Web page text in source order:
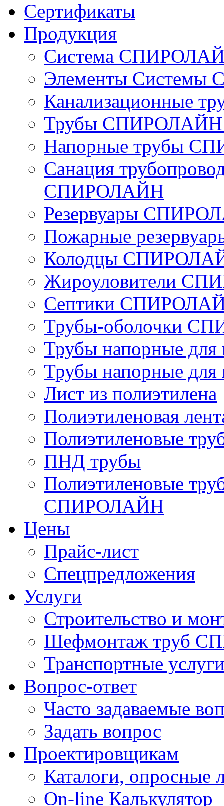
Сертификаты
Продукция
Система
Элементы
Канализационные
Трубы СПИРОЛАЙН
Напорные трубы
Санация
СПИРОЛАЙН
Резервуары
Пожарные
Колодцы
Жироуловители
Септики
Трубы-оболочки
Трубы напорные для
Трубы напорные для
Лист из полиэтилена
Полиэтиленовая
Полиэтиленовые
ПНД трубы
Полиэтиленовые
СПИРОЛАЙН
Цены
Прайс-лист
Спецпредложения
Услуги
Строительство и
Шефмонтаж труб
Транспортные
Вопрос-ответ
Часто задаваемые
Задать вопрос
Проектировщикам
Каталоги, опросные
On-line Калькулятор